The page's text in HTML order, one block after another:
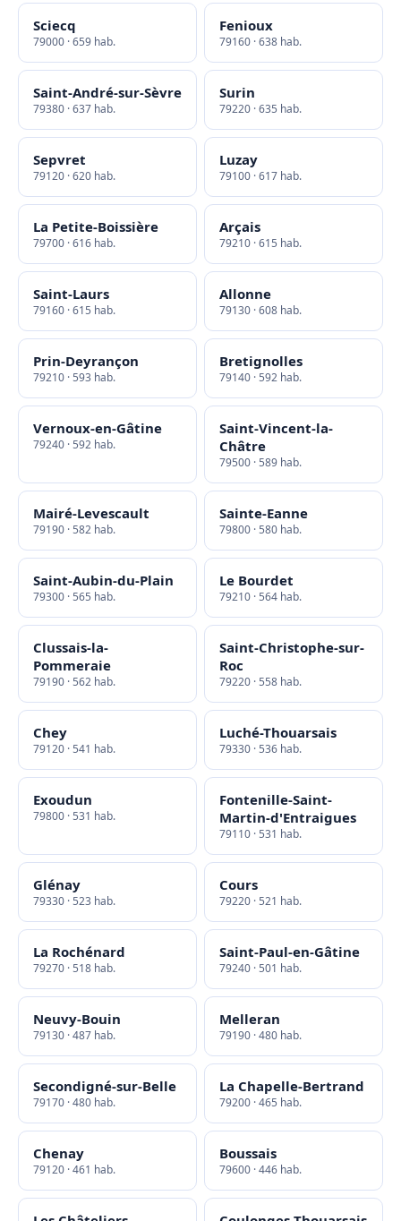
Sciecq
79000 · 659 hab.
Fenioux
79160 · 638 hab.
Saint-André-sur-Sèvre
79380 · 637 hab.
Surin
79220 · 635 hab.
Sepvret
79120 · 620 hab.
Luzay
79100 · 617 hab.
La Petite-Boissière
79700 · 616 hab.
Arçais
79210 · 615 hab.
Saint-Laurs
79160 · 615 hab.
Allonne
79130 · 608 hab.
Prin-Deyrançon
79210 · 593 hab.
Bretignolles
79140 · 592 hab.
Vernoux-en-Gâtine
79240 · 592 hab.
Saint-Vincent-la-
Châtre
79500 · 589 hab.
Mairé-Levescault
79190 · 582 hab.
Sainte-Eanne
79800 · 580 hab.
Saint-Aubin-du-Plain
79300 · 565 hab.
Le Bourdet
79210 · 564 hab.
Clussais-la-
Pommeraie
79190 · 562 hab.
Saint-Christophe-sur-
Roc
79220 · 558 hab.
Chey
79120 · 541 hab.
Luché-Thouarsais
79330 · 536 hab.
Exoudun
79800 · 531 hab.
Fontenille-Saint-
Martin-d'Entraigues
79110 · 531 hab.
Glénay
79330 · 523 hab.
Cours
79220 · 521 hab.
La Rochénard
79270 · 518 hab.
Saint-Paul-en-Gâtine
79240 · 501 hab.
Neuvy-Bouin
79130 · 487 hab.
Melleran
79190 · 480 hab.
Secondigné-sur-Belle
79170 · 480 hab.
La Chapelle-Bertrand
79200 · 465 hab.
Chenay
79120 · 461 hab.
Boussais
79600 · 446 hab.